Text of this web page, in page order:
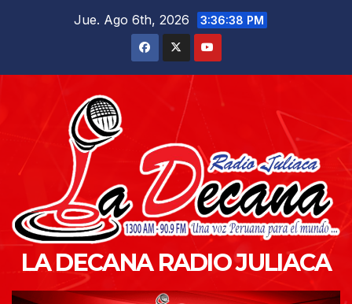
Jue. Ago 6th, 2026 3:36:39 PM
LA DECANA RADIO JULIACA